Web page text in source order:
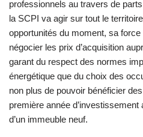
professionnels au travers de
la SCPI va agir sur tout le
opportunités du moment, sa
négocier les prix d’acquisition
garant du respect des normes
énergétique que du choix des
non plus de pouvoir bénéficier
première année d’investissement
d’un immeuble neuf.